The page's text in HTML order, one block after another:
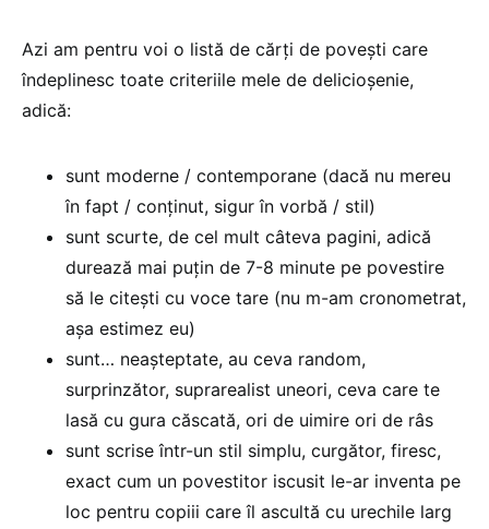
Azi am pentru voi o listă de cărți de povești care
îndeplinesc toate criteriile mele de delicioșenie,
adică:
sunt moderne / contemporane (dacă nu mereu
în fapt / conținut, sigur în vorbă / stil)
sunt scurte, de cel mult câteva pagini, adică
durează mai puțin de 7-8 minute pe povestire
să le citești cu voce tare (nu m-am cronometrat,
așa estimez eu)
sunt… neașteptate, au ceva random,
surprinzător, suprarealist uneori, ceva care te
lasă cu gura căscată, ori de uimire ori de râs
sunt scrise într-un stil simplu, curgător, firesc,
exact cum un povestitor iscusit le-ar inventa pe
loc pentru copiii care îl ascultă cu urechile larg